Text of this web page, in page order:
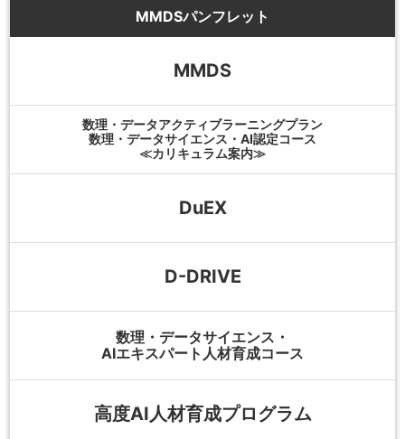
MMDSパンフレット
MMDS
数理・データアクティブラーニングプラン
数理・データサイエンス・AI認定コース
≪カリキュラム案内≫
DuEX
D-DRIVE
数理・データサイエンス・
AIエキスパート人材育成コース
高度AI人材育成プログラム